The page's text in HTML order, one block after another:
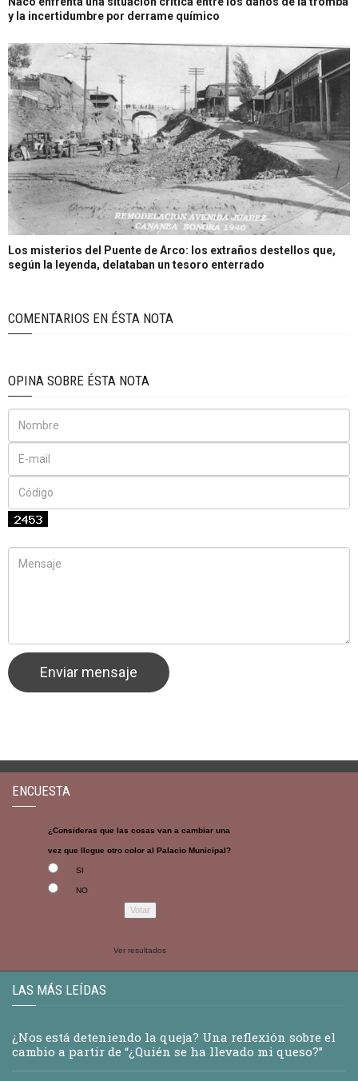
y la incertidumbre por derrame químico
Los misterios del Puente de Arco: los extraños destellos que,
según la leyenda, delataban un tesoro enterrado
COMENTARIOS EN ÉSTA NOTA
OPINA SOBRE ÉSTA NOTA
ENCUESTA
¿Consideras que las cosas van a cambiar una
vez que llegue otro color al Palacio Municipal?
SI
NO
Ver resultados
LAS MÁS LEÍDAS
¿Nos está deteniendo la queja? Una reflexión sobre el
cambio a partir de “¿Quién se ha llevado mi queso?”